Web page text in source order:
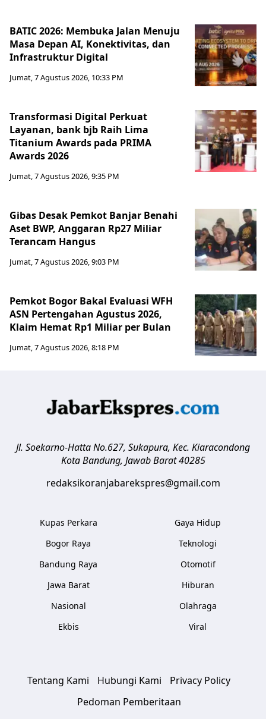
BATIC 2026: Membuka Jalan Menuju
Masa Depan AI, Konektivitas, dan
Infrastruktur Digital
Jumat, 7 Agustus 2026, 10:33 PM
Transformasi Digital Perkuat
Layanan, bank bjb Raih Lima
Titanium Awards pada PRIMA
Awards 2026
Jumat, 7 Agustus 2026, 9:35 PM
Gibas Desak Pemkot Banjar Benahi
Aset BWP, Anggaran Rp27 Miliar
Terancam Hangus
Jumat, 7 Agustus 2026, 9:03 PM
Pemkot Bogor Bakal Evaluasi WFH
ASN Pertengahan Agustus 2026,
Klaim Hemat Rp1 Miliar per Bulan
Jumat, 7 Agustus 2026, 8:18 PM
Jl. Soekarno-Hatta No.627, Sukapura, Kec. Kiaracondong
Kota Bandung, Jawab Barat 40285
redaksikoranjabarekspres@gmail.com
Kupas Perkara
Bogor Raya
Bandung Raya
Jawa Barat
Nasional
Ekbis
Gaya Hidup
Teknologi
Otomotif
Hiburan
Olahraga
Viral
Tentang Kami Hubungi Kami
Privacy Policy
Pedoman Pemberitaan